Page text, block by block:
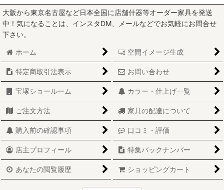
大阪から東京名古屋など日本全国に店舗什器等オーダー家具を発送
中！気になることは、インスタDM、メールなどでお気軽にお問合せ
下さい。
ホーム 空間イメージ生成
特定商取引法表示 お問い合わせ
宝塚ショールーム カラー・仕上げ一覧
ご注文方法 家具の配達について
購入前の確認事項 口コミ・評価
店主プロフィール 特集バックナンバー
あなたの閲覧履歴 ショッピングカート